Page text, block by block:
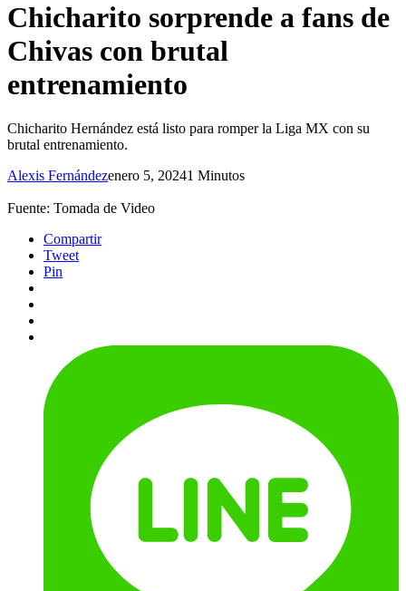
Chicharito sorprende a fans de
Chivas con brutal
entrenamiento
Chicharito Hernández está listo para romper la Liga MX con su
brutal entrenamiento.
Alexis Fernándezenero 5, 20241 Minutos
Fuente: Tomada de Video
Compartir
Tweet
Pin